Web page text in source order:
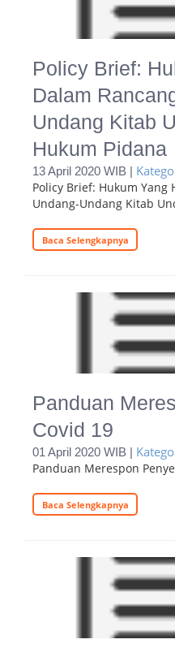
Policy Brief:
Dalam
Undang Kitab
Hukum Pidana
13 April 2020 WIB |
Policy Brief: Hukum Yang
Undang-Undang Kitab
Baca Selengkapnya
Panduan
Covid 19
01 April 2020 WIB |
Panduan Merespon
Baca Selengkapnya